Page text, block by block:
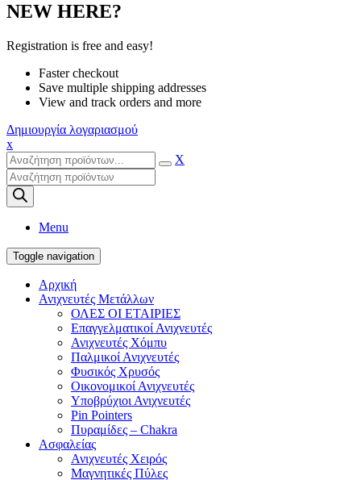
NEW HERE?
Registration is free and easy!
Faster checkout
Save multiple shipping addresses
View and track orders and more
Δημιουργία λογαριασμού
x
X
Products
search
Menu
Toggle navigation
Αρχική
Ανιχνευτές Μετάλλων
ΟΛΕΣ ΟΙ ΕΤΑΙΡΙΕΣ
Επαγγελματικοί Ανιχνευτές
Ανιχνευτές Χόμπυ
Παλμικοί Ανιχνευτές
Φυσικός Χρυσός
Οικονομικοί Ανιχνευτές
Υποβρύχιοι Ανιχνευτές
Pin Pointers
Πυραμίδες – Chakra
Ασφαλείας
Ανιχνευτές Χειρός
Μαγνητικές Πύλες